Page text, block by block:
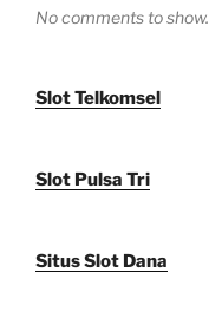
No comments to show.
Slot Telkomsel
Slot Pulsa Tri
Situs Slot Dana